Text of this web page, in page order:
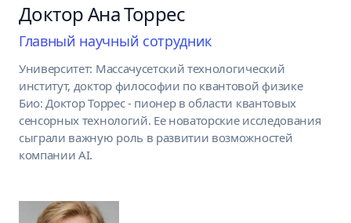
Доктор Ана Торрес
Главный научный сотрудник
Университет: Массачусетский технологический
институт, доктор философии по квантовой физике
Био: Доктор Торрес - пионер в области квантовых
сенсорных технологий. Ее новаторские исследования
сыграли важную роль в развитии возможностей
компании AI.